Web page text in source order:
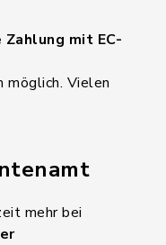
mit EC-
möglich. Vielen
mehr bei